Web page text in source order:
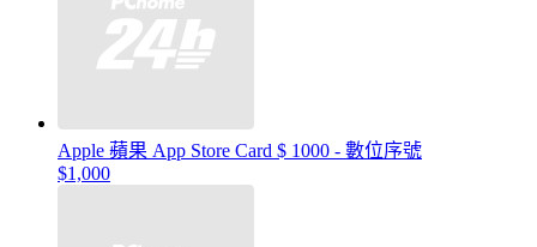
Apple 蘋果 App Store Card $ 1000 - 數位序號
$1,000